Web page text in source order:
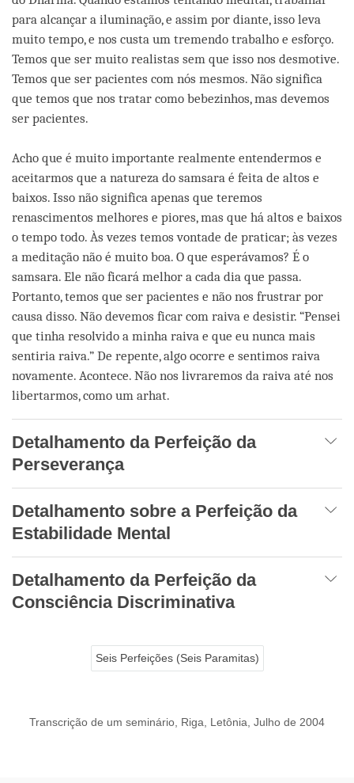
para alcançar a iluminação, e assim por diante, isso leva
muito tempo, e nos custa um tremendo trabalho e esforço.
Temos que ser muito realistas sem que isso nos desmotive.
Temos que ser pacientes com nós mesmos. Não significa
que temos que nos tratar como bebezinhos, mas devemos
ser pacientes.
Acho que é muito importante realmente entendermos e
aceitarmos que a natureza do samsara é feita de altos e
baixos. Isso não significa apenas que teremos
renascimentos melhores e piores, mas que há altos e baixos
o tempo todo. Às vezes temos vontade de praticar; às vezes
a meditação não é muito boa. O que esperávamos? É o
samsara. Ele não ficará melhor a cada dia que passa.
Portanto, temos que ser pacientes e não nos frustrar por
causa disso. Não devemos ficar com raiva e desistir. “Pensei
que tinha resolvido a minha raiva e que eu nunca mais
sentiria raiva.” De repente, algo ocorre e sentimos raiva
novamente. Acontece. Não nos livraremos da raiva até nos
libertarmos, como um arhat.
Detalhamento da Perfeição da
Perseverança
Detalhamento sobre a Perfeição da
Estabilidade Mental
Detalhamento da Perfeição da
Consciência Discriminativa
Seis Perfeições (Seis Paramitas)
Transcrição de um seminário, Riga, Letônia, Julho de 2004